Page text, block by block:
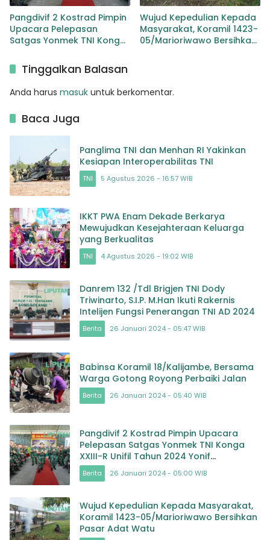
Pangdivif 2 Kostrad Pimpin
Upacara Pelepasan
Satgas Yonmek TNI Konga
Yonif 413/Bremoro/6/2
Kostrad
Wujud Kepedulian Kepada
Masyarakat, Koramil 1423-
05/Marioriwawo Bersihkan
Tinggalkan Balasan
Anda harus masuk untuk berkomentar.
Baca Juga
Panglima TNI dan Menhan RI Yakinkan
Kesiapan Interoperabilitas TNI
TNI 5 Agustus 2026 - 16:57 WIB
IKKT PWA Enam Dekade Berkarya
Mewujudkan Kesejahteraan Keluarga
yang Berkualitas
TNI 4 Agustus 2026 - 19:02 WIB
Danrem 132 /Tdl Brigjen TNI Dody
Triwinarto, S.I.P. M.Han Ikuti Rakernis
Intelijen Fungsi Penerangan TNI AD 2024
Berita 26 Januari 2024 - 05:47 WIB
Babinsa Koramil 18/Kalijambe, Bersama
Warga Gotong Royong Perbaiki Jalan
Berita 26 Januari 2024 - 05:40 WIB
Pangdivif 2 Kostrad Pimpin Upacara
Pelepasan Satgas Yonmek TNI Konga
XXIII-R Unifil Tahun 2024 Yonif
413/Bremoro/6/2 Kostrad
Berita 26 Januari 2024 - 05:00 WIB
Wujud Kepedulian Kepada Masyarakat,
Koramil 1423-05/Marioriwawo Bersihkan
Pasar Adat Watu